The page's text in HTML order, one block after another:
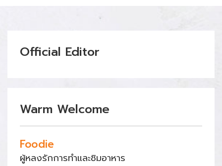
Official Editor
Warm Welcome
Foodie
ผู้หลงรักการทำและชิมอาหาร